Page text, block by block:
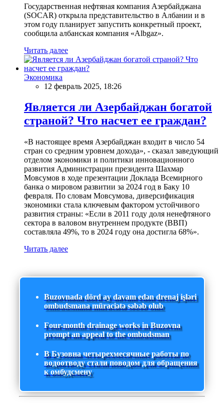
Государственная нефтяная компания Азербайджана
(SOCAR) открыла представительство в Албании и в
этом году планирует запустить конкретный проект,
сообщила албанская компания «Albgaz».
Читать далее
Экономика
12 февраль 2025, 18:26
Является ли Азербайджан богатой
страной? Что насчет ее граждан?
«В настоящее время Азербайджан входит в число 54
стран со средним уровнем дохода», - сказал заведующий
отделом экономики и политики инновационного
развития Администрации президента Шахмар
Мовсумов в ходе презентации Доклада Всемирного
банка о мировом развитии за 2024 год в Баку 10
февраля. По словам Мовсумова, диверсификация
экономики стала ключевым фактором устойчивого
развития страны: «Если в 2011 году доля ненефтяного
сектора в валовом внутреннем продукте (ВВП)
составляла 49%, то в 2024 году она достигла 68%».
Читать далее
Buzovnada dörd ay davam edən drenaj işləri
ombudsmana müraciətə səbəb olub
Four-month drainage works in Buzovna
prompt an appeal to the ombudsman
В Бузовна четырехмесячные работы по
водоотводу стали поводом для обращения
к омбудсмену